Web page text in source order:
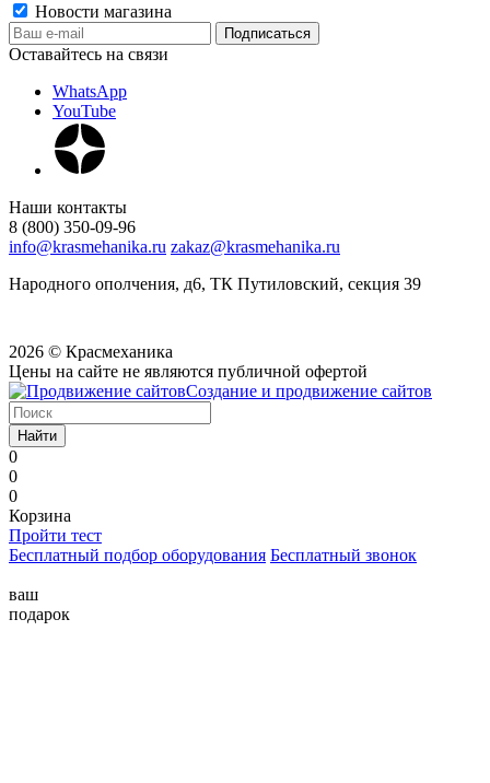
Новости магазина
Оставайтесь на связи
WhatsApp
YouTube
Наши контакты
8 (800) 350-09-96
info@krasmehanika.ru zakaz@krasmehanika.ru
Народного ополчения, д6, ТК Путиловский, секция 39
2026 © Красмеханика
Цены на сайте не являются публичной офертой
Создание и продвижение сайтов
Найти
0
0
0
Корзина
Пройти тест
Бесплатный подбор оборудования Бесплатный звонок
ваш
подарок